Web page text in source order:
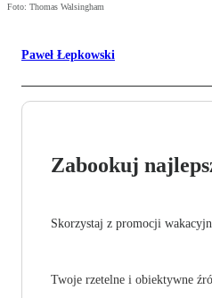
Foto: Thomas Walsingham
Paweł Łepkowski
Zabookuj
Skorzystaj z promocji
Twoje rzetelne i obiektywne